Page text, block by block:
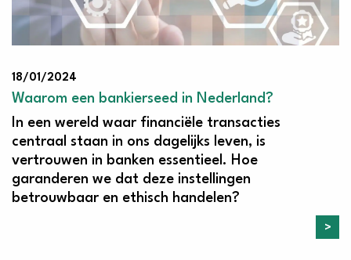
18/01/2024
Waarom een bankierseed in Nederland?
In een wereld waar financiële transacties
centraal staan in ons dagelijks leven, is
vertrouwen in banken essentieel. Hoe
garanderen we dat deze instellingen
betrouwbaar en ethisch handelen?